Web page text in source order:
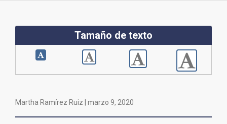
Tamaño de texto
Martha Ramírez Ruiz | marzo 9, 2020